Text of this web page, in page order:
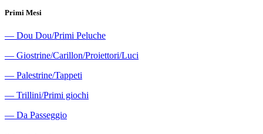
Primi Mesi
― Dou Dou/Primi Peluche
― Giostrine/Carillon/Proiettori/Luci
― Palestrine/Tappeti
― Trillini/Primi giochi
― Da Passeggio